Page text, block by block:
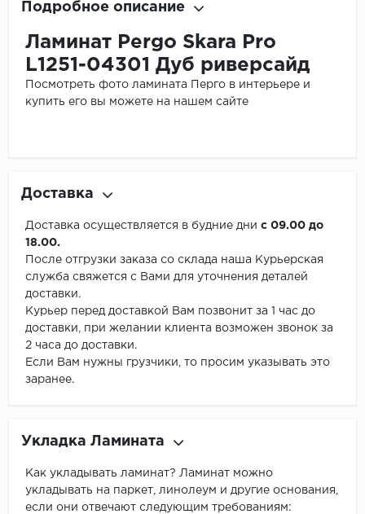
Подробное описание
Ламинат Pergo Skara Pro
L1251-04301 Дуб риверсайд
Посмотреть фото ламината Перго в интерьере и
купить его вы можете на нашем сайте
Доставка
Доставка осуществляется в будние дни с 09.00 до
18.00.
После отгрузки заказа со склада наша Курьерская
служба свяжется с Вами для уточнения деталей
доставки.
Курьер перед доставкой Вам позвонит за 1 час до
доставки, при желании клиента возможен звонок за
2 часа до доставки.
Если Вам нужны грузчики, то просим указывать это
заранее.
Укладка Ламината
Как укладывать ламинат? Ламинат можно
укладывать на паркет, линолеум и другие основания,
если они отвечают следующим требованиям: